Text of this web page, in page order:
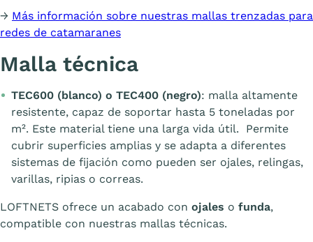
→ Más información sobre nuestras mallas trenzadas para
redes de catamaranes
Malla técnica
TEC600 (blanco) o TEC400 (negro): malla altamente
resistente, capaz de soportar hasta 5 toneladas por
m². Este material tiene una larga vida útil. Permite
cubrir superficies amplias y se adapta a diferentes
sistemas de fijación como pueden ser ojales, relingas,
varillas, ripias o correas.
LOFTNETS ofrece un acabado con ojales o funda,
compatible con nuestras mallas técnicas.